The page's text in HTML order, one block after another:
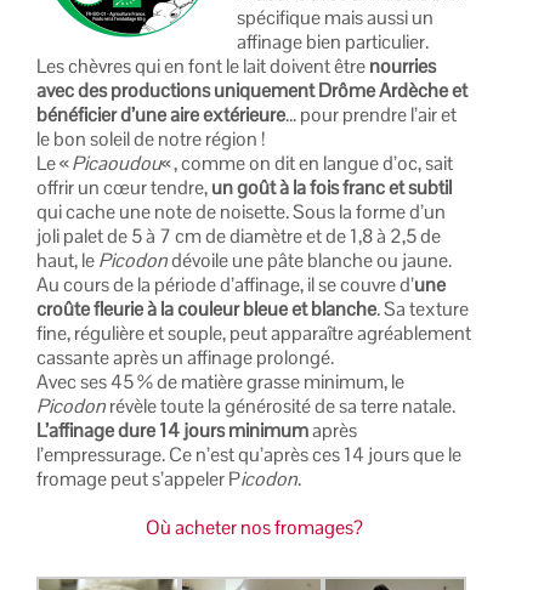
spécifique mais aussi un
affinage bien particulier.
Les chèvres qui en font le lait doivent êtrenourries
avec des productions uniquement Drôme Ardèche et
bénéficier d’une aire extérieure… pour prendre l’air et
le bon soleil de notre région !
Le «Picaoudou« , comme on dit en langue d’oc, sait
offrir un cœur tendre,un goût à la fois franc et subtil
qui cache une note de noisette. Sous la forme d’un
joli palet de 5 à 7 cm de diamètre et de 1,8 à 2,5 de
haut, lePicodondévoile une pâte blanche ou jaune.
Au cours de la période d’affinage, il se couvre d’une
croûte fleurie à la couleur bleue et blanche. Sa texture
fine, régulière et souple, peut apparaître agréablement
cassante après un affinage prolongé.
Avec ses 45 % de matière grasse minimum, le
Picodonrévèle toute la générosité de sa terre natale.
L’affinage dure 14 jours minimumaprès
l’empressurage. Ce n’est qu’après ces 14 jours que le
fromage peut s’appeler Picodon.
Où acheter nos fromages?